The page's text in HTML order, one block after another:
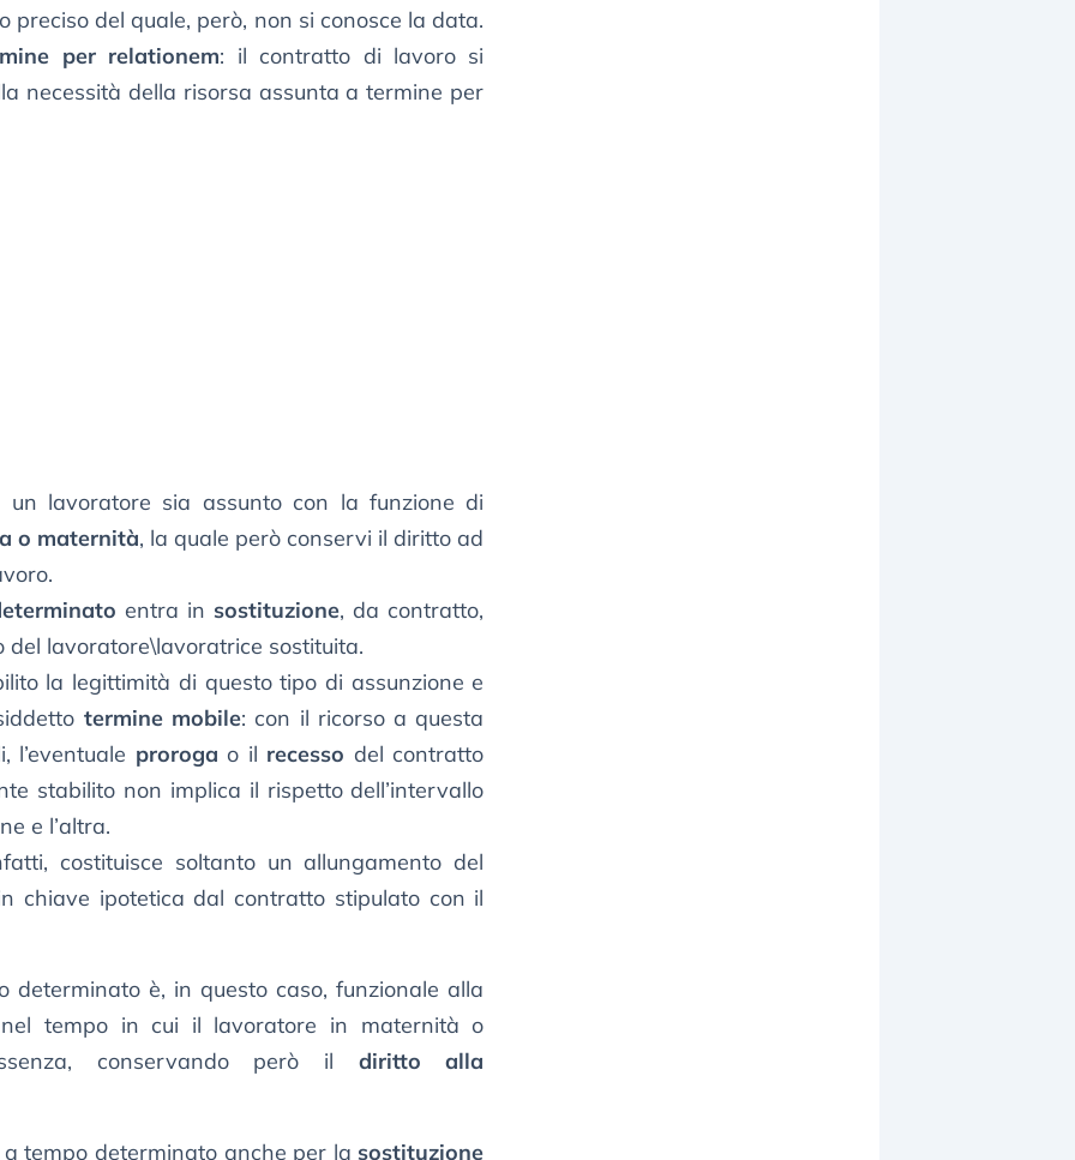
del quale, però, non si conosce la data.
per relationem: il contratto di lavoro si
necessità della risorsa assunta a termine per
lavoratore sia assunto con la funzione di
o maternità, la quale però conservi il diritto ad
entra in sostituzione, da contratto,
del lavoratore\lavoratrice sostituita.
la legittimità di questo tipo di assunzione e
termine mobile: con il ricorso a questa
proroga o il recesso del contratto
stabilito non implica il rispetto dell’intervallo
e l’altra.
costituisce soltanto un allungamento del
chiave ipotetica dal contratto stipulato con il
determinato è, in questo caso, funzionale alla
tempo in cui il lavoratore in maternità o
conservando però il diritto alla
tempo determinato anche per la sostituzione